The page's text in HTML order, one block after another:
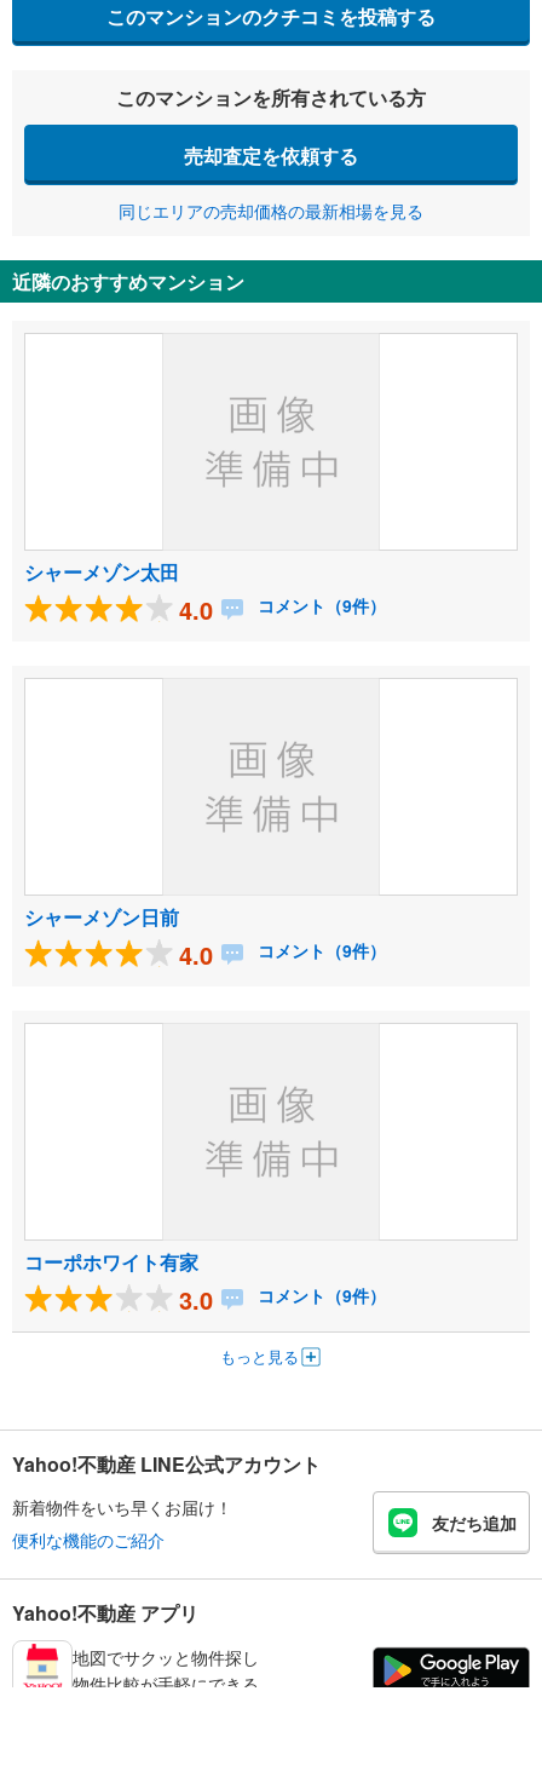
このマンションのクチコミを投稿する
このマンションを所有されている方
売却査定を依頼する
同じエリアの売却価格の最新相場を見る
近隣のおすすめマンション
シャーメゾン太田
4.0 コメント（9件）
シャーメゾン日前
4.0 コメント（9件）
コーポホワイト有家
3.0 コメント（9件）
もっと見る
Yahoo!不動産 LINE公式アカウント
新着物件をいち早くお届け！
便利な機能のご紹介
友だち追加
Yahoo!不動産 アプリ
地図でサクッと物件探し
物件比較が手軽にできる